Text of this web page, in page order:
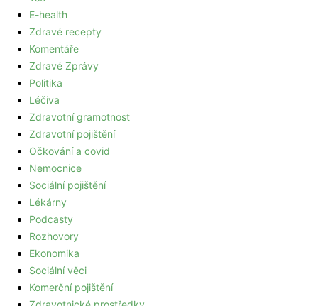
E-health
Zdravé recepty
Komentáře
Zdravé Zprávy
Politika
Léčiva
Zdravotní gramotnost
Zdravotní pojištění
Očkování a covid
Nemocnice
Sociální pojištění
Lékárny
Podcasty
Rozhovory
Ekonomika
Sociální věci
Komerční pojištění